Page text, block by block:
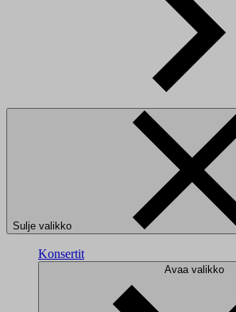
Sulje valikko
Konsertit
Avaa valikko